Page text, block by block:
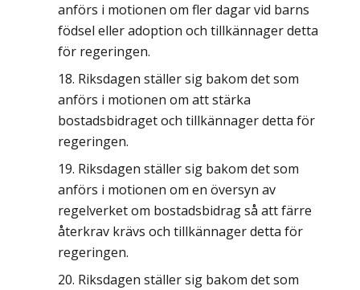
anförs i motionen om fler dagar vid barns
födsel eller adoption och tillkännager detta
för regeringen.
Riksdagen ställer sig bakom det som
anförs i motionen om att stärka
bostadsbidraget och tillkännager detta för
regeringen.
Riksdagen ställer sig bakom det som
anförs i motionen om en översyn av
regelverket om bostadsbidrag så att färre
återkrav krävs och tillkännager detta för
regeringen.
Riksdagen ställer sig bakom det som